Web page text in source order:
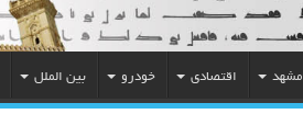
مشهد اقتصادی خودرو بین الملل